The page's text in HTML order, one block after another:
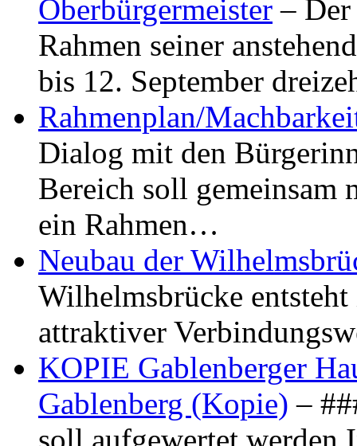
Oberbürgermeister –
Rahmen seiner
bis 12. September
Rahmenplan/
Dialog mit den
Bereich soll gemeinsam
ein Rahmen…
Neubau der
Wilhelmsbrücke
attraktiver
KOPIE Gablenberger
Gablenberg (Kopie) –
soll aufgewertet werden